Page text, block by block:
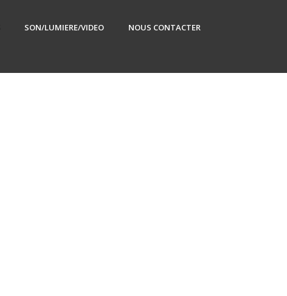
SON/LUMIERE/VIDEO NOUS CONTACTER